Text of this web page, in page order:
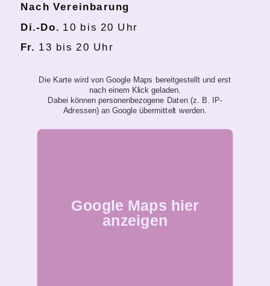
Nach Vereinbarung
Di.-Do. 10 bis 20 Uhr
Fr. 13 bis 20 Uhr
Die Karte wird von Google Maps bereitgestellt und erst
nach einem Klick geladen.
Dabei können personenbezogene Daten (z. B. IP-
Adressen) an Google übermittelt werden.
Google Maps hier
anzeigen